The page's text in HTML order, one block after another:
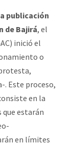
a publicación
de Bajirá, el
inició el
o
. Este proceso,
en la
estarán
en límites